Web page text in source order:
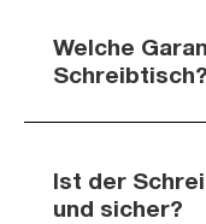
Welche
Schreibtisch?
Ist der
und sicher?